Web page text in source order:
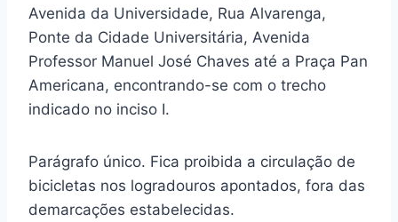
Avenida da Universidade, Rua Alvarenga,
Ponte da Cidade Universitária, Avenida
Professor Manuel José Chaves até a Praça Pan
Americana, encontrando-se com o trecho
indicado no inciso I.
Parágrafo único. Fica proibida a circulação de
bicicletas nos logradouros apontados, fora das
demarcações estabelecidas.